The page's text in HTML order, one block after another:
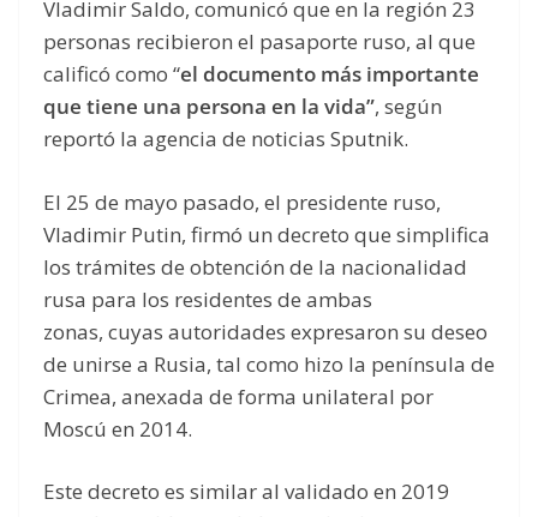
Vladimir Saldo, comunicó que en la región 23
personas recibieron el pasaporte ruso, al que
calificó como “el documento más importante
que tiene una persona en la vida”, según
reportó la agencia de noticias Sputnik.
El 25 de mayo pasado, el presidente ruso,
Vladimir Putin, firmó un decreto que simplifica
los trámites de obtención de la nacionalidad
rusa para los residentes de ambas
zonas, cuyas autoridades expresaron su deseo
de unirse a Rusia, tal como hizo la península de
Crimea, anexada de forma unilateral por
Moscú en 2014.
Este decreto es similar al validado en 2019